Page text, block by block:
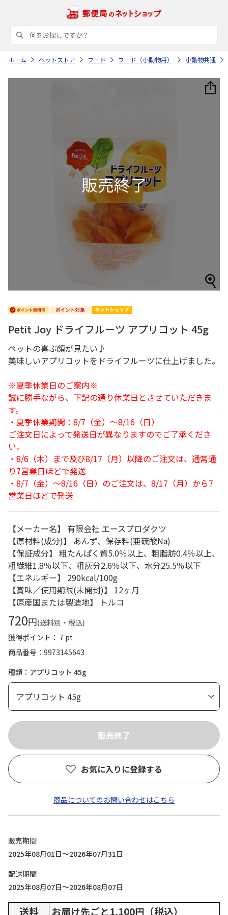
ホーム ペットストア フード フード（小動物用） 小動物共通
Petit Joy ドライフルーツ アプリコット 45g
ペットの喜ぶ顔が見たい♪
美味しいアプリコットをドライフルーツに仕上げました。
※夏季休業日のご案内※
誠に勝手ながら、下記の通り休業日とさせていただきま
す。
・夏季休業期間：8/7（金）～8/16（日）
ご注文日によって発送日が異なりますのでご了承くださ
い。
・8/6（木）まで及び8/17（月）以降のご注文は、通常通
り7営業日ほどで発送
・8/7（金）～8/16（日）のご注文は、8/17（月）から7
営業日ほどで発送
【メーカー名】 有限会社 エースプロダクツ
【原材料(成分)】 あんず、保存料(亜硫酸Na)
【保証成分】 粗たんぱく質5.0％以上、粗脂肪0.4％以上、
粗繊維1.8％以下、粗灰分2.6％以下、水分25.5％以下
【エネルギー】 290kcal/100g
【賞味／使用期限(未開封)】 12ヶ月
【原産国または製造地】 トルコ
720円(送料別・税込)
獲得ポイント： 7 pt
商品番号
9973145643
種類：アプリコット 45g
お気に入りに登録する
商品についてのお問い合わせはこちら
販売期間
2025年08月01日～2026年07月31日
配送期間
2025年08月07日～2026年08月07日
送料 お届け先ごと1,100円（税込）